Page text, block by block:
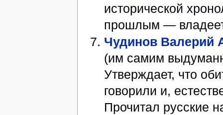
исторической
прошлым —
Чудинов Валерий
(им самим
Утверждает, что
говорили и,
Прочитал русские